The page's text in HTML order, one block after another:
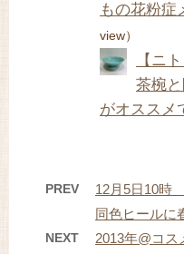
もの花粉症
view）
【ニ
茶椀
がオススメ
PREV
12月5日10
同色ヒールに
NEXT
2013年@コス